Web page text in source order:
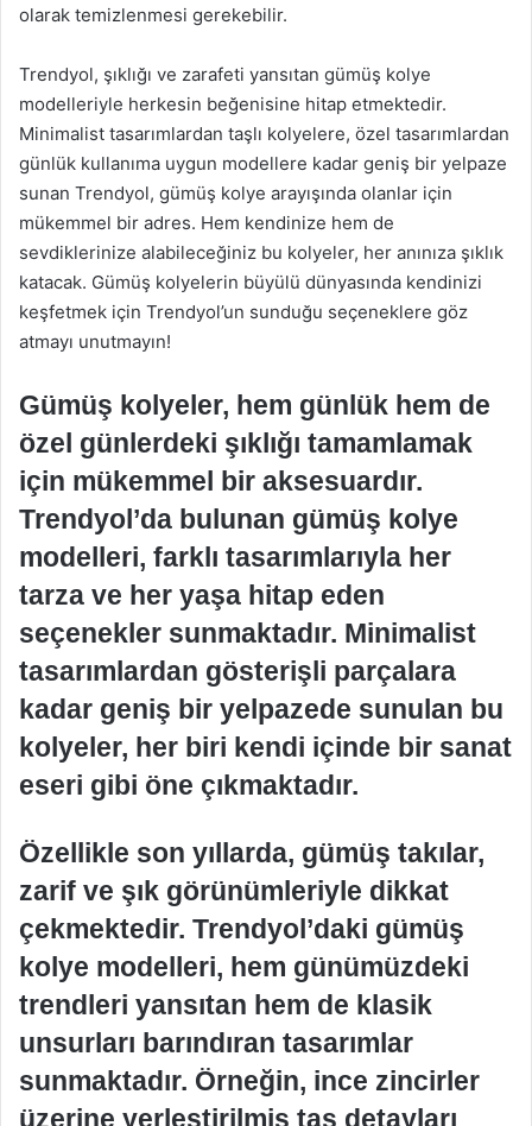
olarak temizlenmesi gerekebilir.
Trendyol, şıklığı ve zarafeti yansıtan gümüş kolye
modelleriyle herkesin beğenisine hitap etmektedir.
Minimalist tasarımlardan taşlı kolyelere, özel tasarımlardan
günlük kullanıma uygun modellere kadar geniş bir yelpaze
sunan Trendyol, gümüş kolye arayışında olanlar için
mükemmel bir adres. Hem kendinize hem de
sevdiklerinize alabileceğiniz bu kolyeler, her anınıza şıklık
katacak. Gümüş kolyelerin büyülü dünyasında kendinizi
keşfetmek için Trendyol’un sunduğu seçeneklere göz
atmayı unutmayın!
Gümüş kolyeler, hem günlük hem de
özel günlerdeki şıklığı tamamlamak
için mükemmel bir aksesuardır.
Trendyol’da bulunan gümüş kolye
modelleri, farklı tasarımlarıyla her
tarza ve her yaşa hitap eden
seçenekler sunmaktadır. Minimalist
tasarımlardan gösterişli parçalara
kadar geniş bir yelpazede sunulan bu
kolyeler, her biri kendi içinde bir sanat
eseri gibi öne çıkmaktadır.
Özellikle son yıllarda, gümüş takılar,
zarif ve şık görünümleriyle dikkat
çekmektedir. Trendyol’daki gümüş
kolye modelleri, hem günümüzdeki
trendleri yansıtan hem de klasik
unsurları barındıran tasarımlar
sunmaktadır. Örneğin, ince zincirler
üzerine yerleştirilmiş taş detayları